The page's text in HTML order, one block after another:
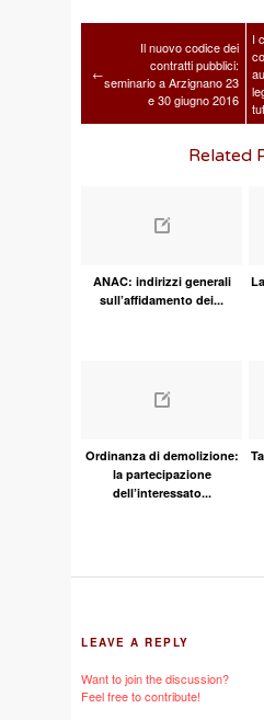
←
Il nuovo codice dei
contratti pubblici:
seminario a Arzignano 23
e 30 giugno 2016
I
Related
ANAC: indirizzi generali
sull’affidamento dei...
Ordinanza di demolizione:
la partecipazione
dell’interessato...
LEAVE A REPLY
Want to join the discussion?
Feel free to contribute!